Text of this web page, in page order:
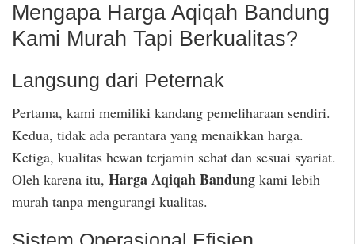
Mengapa Harga Aqiqah Bandung
Kami Murah Tapi Berkualitas?
Langsung dari Peternak
Pertama, kami memiliki kandang pemeliharaan sendiri.
Kedua, tidak ada perantara yang menaikkan harga.
Ketiga, kualitas hewan terjamin sehat dan sesuai syariat.
Oleh karena itu, Harga Aqiqah Bandung kami lebih
murah tanpa mengurangi kualitas.